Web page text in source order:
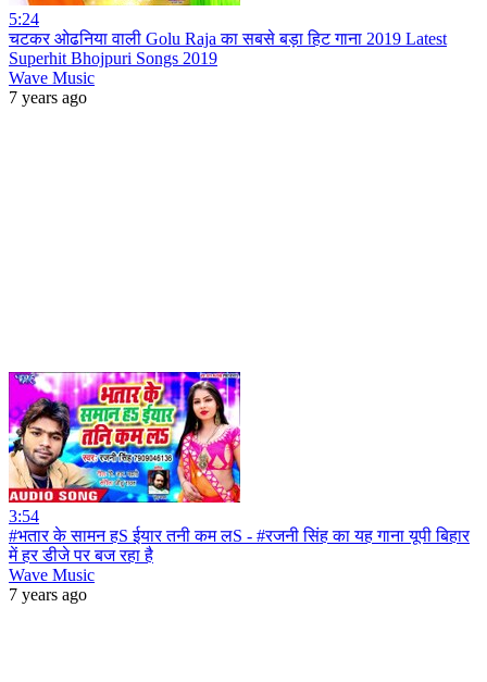
5:24
चटकर ओढनिया वाली Golu Raja का सबसे बड़ा हिट गाना 2019 Latest
Superhit Bhojpuri Songs 2019
Wave Music
7 years ago
3:54
#भतार के सामन हS ईयार तनी कम लS - #रजनी सिंह का यह गाना यूपी बिहार
में हर डीजे पर बज रहा है
Wave Music
7 years ago